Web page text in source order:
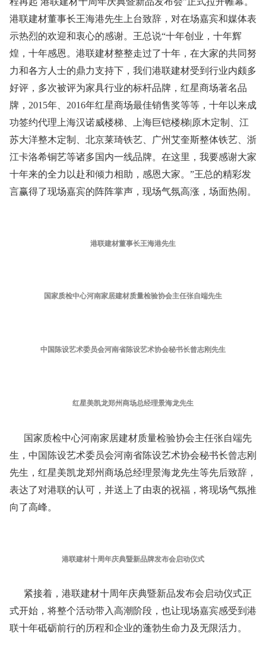
港联建材董事长王海港先生上台致辞，对在场嘉宾和媒体表
示热烈的欢迎和衷心的感谢。王总说“十年创业，十年辉
煌，十年感恩。港联建材整整走过了十年，在大家的共同努
力和各方人士的鼎力支持下，我们港联建材受到行业内颇多
好评，多次被评为家具行业的标杆品牌，红星商场著名品
牌，2015年、2016年红星商场最佳销售奖等等，十年以来成
功签约代理上海汉诺威楼梯、上海巨铠楼梯|原木定制、江
苏大洋整木定制、北京莱琦铁艺、广州艾奎斯整体铁艺、浙
江卡洛希铜艺等诸多国内一线品牌。在这里，我要感谢大家
十年来的全力以赴和倾力相助，感恩大家。”王总的精彩发
言赢得了现场嘉宾的阵阵掌声，现场气氛高涨，场面热闹。
港联建材董事长王海港先生
国家质检中心河南家居建材质量检验协会主任张自端先生
中国陈设艺术委员会河南省陈设艺术协会秘书长曾志刚先生
红星美凯龙郑州商场总经理景海龙先生
国家质检中心河南家居建材质量检验协会主任张自端先
生，中国陈设艺术委员会河南省陈设艺术协会秘书长曾志刚
先生，红星美凯龙郑州商场总经理景海龙先生等先后致辞，
表达了对港联的认可，并送上了由衷的祝福，将现场气氛推
向了高峰。
港联建材十周年庆典暨新品牌发布会启动仪式
紧接着，港联建材十周年庆典暨新品发布会启动仪式正
式开始，将整个活动带入高潮阶段，也让现场嘉宾感受到港
联十年砥砺前行的历程和企业的蓬勃生命力及无限活力。